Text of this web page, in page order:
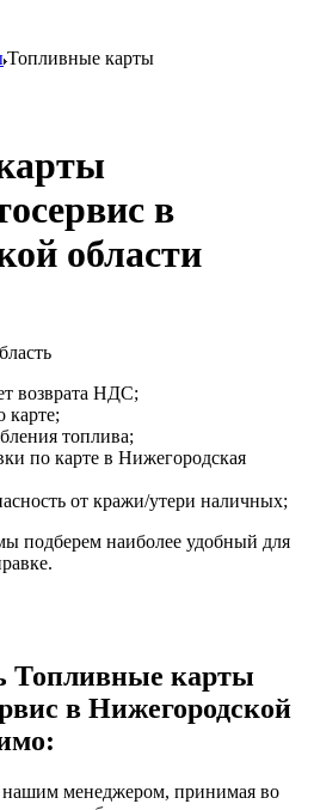
Топливные карты
в
области
возврата НДС;
карте;
топлива;
по карте в Нижегородская
от кражи/утери наличных;
подберем наиболее удобный для
Топливные карты
в Нижегородской
нашим менеджером, принимая во